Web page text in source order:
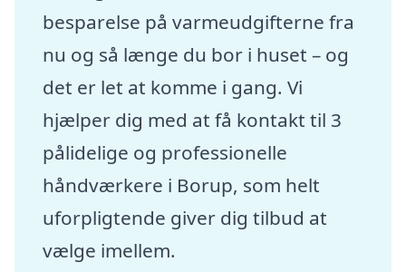
besparelse på varmeudgifterne fra
nu og så længe du bor i huset – og
det er let at komme i gang. Vi
hjælper dig med at få kontakt til 3
pålidelige og professionelle
håndværkere i Borup, som helt
uforpligtende giver dig tilbud at
vælge imellem.